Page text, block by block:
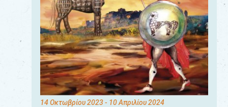
14 Οκτωβρίου 2023- 10 Απριλίου 2024